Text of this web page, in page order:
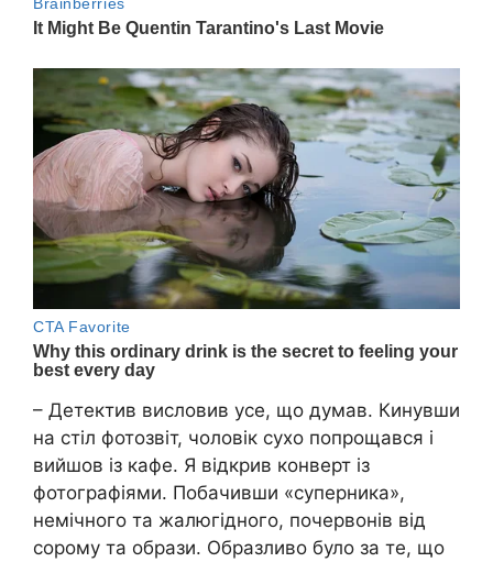
– Детектив висловив усе, що думав. Кинувши
на стіл фотозвіт, чоловік сухо попрощався і
вийшов із кафе. Я відкрив конверт із
фотографіями. Побачивши «суперника»,
немічного та жалюгідного, почервонів від
сорому та образи. Образливо було за те, що